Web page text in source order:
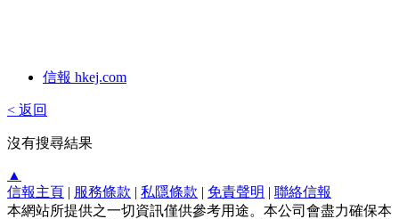
信報 hkej.com
< 返回
沒有搜尋結果
▲
信報主頁 | 服務條款 | 私隱條款 | 免責聲明 | 聯絡信報
本網站所提供之一切資訊僅供參考用途。本公司會盡力確保本